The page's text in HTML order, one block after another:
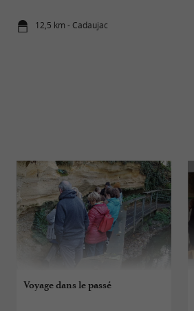
12,5 km - Cadaujac
Voyage dans le passé